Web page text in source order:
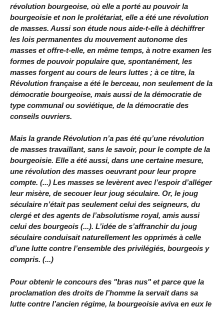
révolution bourgeoise, où elle a porté au pouvoir la
bourgeoisie et non le prolétariat, elle a été une révolution
de masses. Aussi son étude nous aide-t-elle à déchiffrer
les lois permanentes du mouvement autonome des
masses et offre-t-elle, en même temps, à notre examen les
formes de pouvoir populaire que, spontanément, les
masses forgent au cours de leurs luttes ; à ce titre, la
Révolution française a été le berceau, non seulement de la
démocratie bourgeoise, mais aussi de la démocratie de
type communal ou soviétique, de la démocratie des
conseils ouvriers.
Mais la grande Révolution n’a pas été qu’une révolution
de masses travaillant, sans le savoir, pour le compte de la
bourgeoisie. Elle a été aussi, dans une certaine mesure,
une révolution des masses oeuvrant pour leur propre
compte. (...) Les masses se levèrent avec l’espoir d’alléger
leur misère, de secouer leur joug séculaire. Or, le joug
séculaire n’était pas seulement celui des seigneurs, du
clergé et des agents de l’absolutisme royal, amis aussi
celui des bourgeois (...). L’idée de s’affranchir du joug
séculaire conduisait naturellement les opprimés à celle
d’une lutte contre l’ensemble des privilégiés, bourgeois y
compris. (...)
Pour obtenir le concours des "bras nus" et parce que la
proclamation des droits de l’homme la servait dans sa
lutte contre l’ancien régime, la bourgeoisie aviva en eux le